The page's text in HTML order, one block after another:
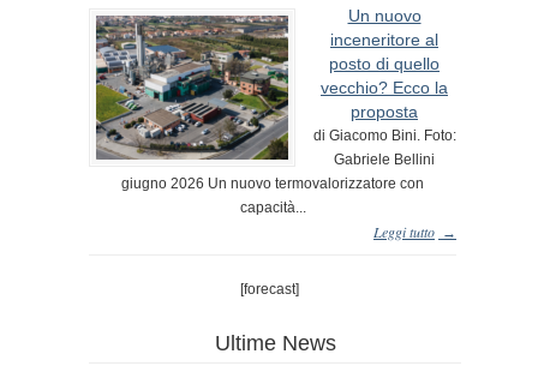
Un nuovo
inceneritore al
posto di quello
vecchio? Ecco la
proposta
di Giacomo Bini. Foto:
Gabriele Bellini
giugno 2026 Un nuovo termovalorizzatore con
capacità...
Leggi tutto →
[forecast]
Ultime News